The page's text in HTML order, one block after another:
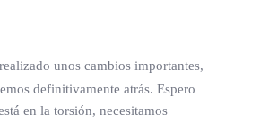
unos cambios importantes,
definitivamente atrás. Espero
en la torsión, necesitamos